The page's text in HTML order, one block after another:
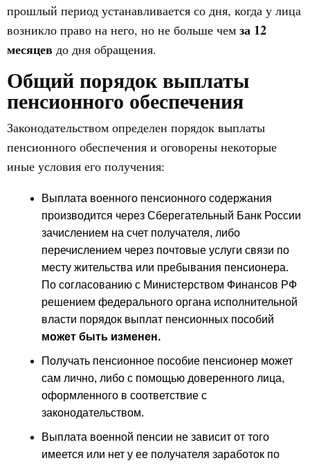
прошлый период устанавливается со дня, когда у лица
возникло право на него, но не больше чем за 12
месяцев до дня обращения.
Общий порядок выплаты
пенсионного обеспечения
Законодательством определен порядок выплаты
пенсионного обеспечения и оговорены некоторые
иные условия его получения:
Выплата военного пенсионного содержания
производится через Сберегательный Банк России
зачислением на счет получателя, либо
перечислением через почтовые услуги связи по
месту жительства или пребывания пенсионера.
По согласованию с Министерством Финансов РФ
решением федерального органа исполнительной
власти порядок выплат пенсионных пособий
может быть изменен.
Получать пенсионное пособие пенсионер может
сам лично, либо с помощью доверенного лица,
оформленного в соответствие с
законодательством.
Выплата военной пенсии не зависит от того
имеется или нет у ее получателя заработок по